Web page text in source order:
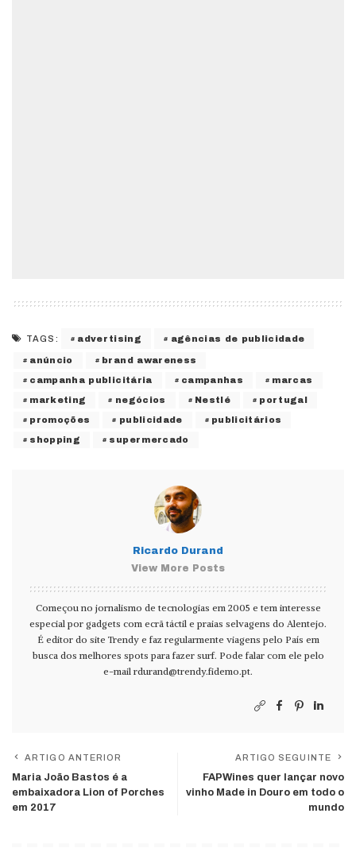
TAGS: advertising agências de publicidade
anúncio brand awareness
campanha publicitária campanhas marcas
marketing negócios Nestlé portugal
promoções publicidade publicitários
shopping supermercado
Ricardo Durand
View More Posts
Começou no jornalismo de tecnologias em 2005 e tem interesse
especial por gadgets com ecrã táctil e praias selvagens do Alentejo.
É editor do site Trendy e faz regularmente viagens pelo País em
busca dos melhores spots para fazer surf. Pode falar com ele pelo
e-mail rdurand@trendy.fidemo.pt.
ARTIGO ANTERIOR
Maria João Bastos é a
embaixadora Lion of Porches
em 2017
ARTIGO SEGUINTE
FAPWines quer lançar novo
vinho Made in Douro em todo o
mundo